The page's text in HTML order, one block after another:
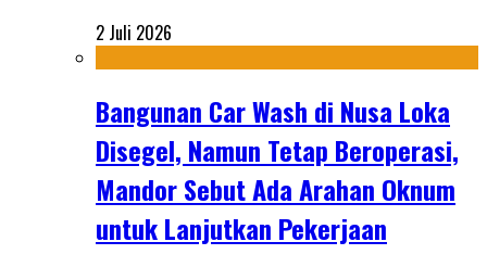
2 Juli 2026
Bangunan Car Wash di Nusa Loka
Disegel, Namun Tetap Beroperasi,
Mandor Sebut Ada Arahan Oknum
untuk Lanjutkan Pekerjaan